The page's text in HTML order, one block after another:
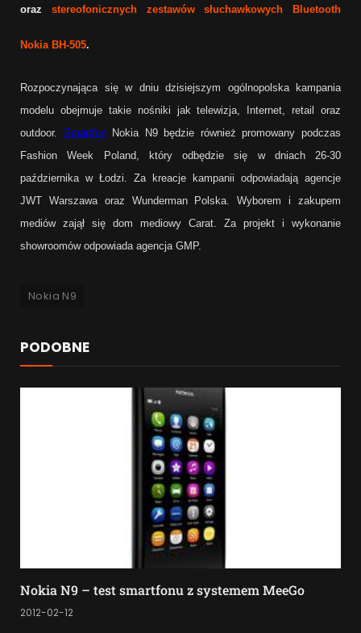
oraz stereofonicznych zestawów słuchawkowych Bluetooth
Nokia BH-505.
Rozpoczynająca się w dniu dzisiejszym ogólnopolska kampania
modelu obejmuje takie nośniki jak telewizja, Internet, retail oraz
outdoor. SmartfonNokia N9 będzie również promowany podczas
Fashion Week Poland, który odbędzie się w dniach 26-30
października w Łodzi. Za kreacje kampanii odpowiadają agencje
JWT Warszawa oraz Wunderman Polska. Wyborem i zakupem
mediów zajął się dom mediowy Carat. Za projekt i wykonanie
showroomów odpowiada agencja GMP.
Nokia N9
PODOBNE
Nokia N9 – test smartfonu z systemem MeeGo
2012-02-12